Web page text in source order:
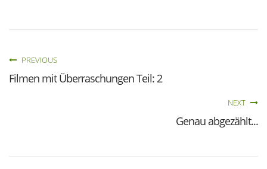
PREVIOUS
Filmen mit Überraschungen Teil: 2
NEXT
Genau abgezählt...